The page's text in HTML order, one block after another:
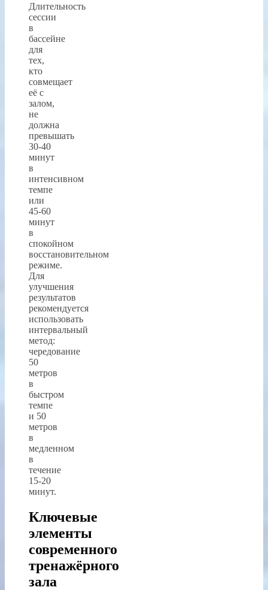
Длительность
сессии
в
бассейне
для
тех,
кто
совмещает
её с
залом,
не
должна
превышать
30-40
минут
в
интенсивном
темпе
или
45-60
минут
в
спокойном
восстановительном
режиме.
Для
улучшения
результатов
рекомендуется
использовать
интервальный
метод:
чередование
50
метров
в
быстром
темпе
и 50
метров
в
медленном
в
течение
15-20
минут.
Ключевые
элементы
современного
тренажёрного
зала